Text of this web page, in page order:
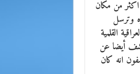
اكثر من مكان
وترسل
القلمية
أيضا عن
انه كان